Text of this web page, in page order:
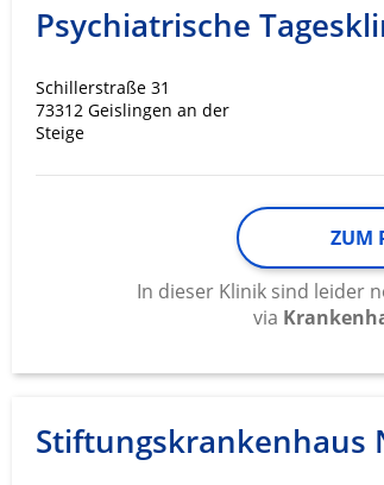
Psychiatrische
Schillerstraße 31
73312 Geislingen an der
Steige
ZUM
In dieser Klinik sind leider
via
Stiftungskrankenhaus